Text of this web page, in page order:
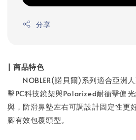
分享
| 商品特色
NOBLER(諾貝爾)系列適合亞洲人
擊PC科技鏡架與Polarized耐衝擊偏
與，防滑鼻墊左右可調設計固定性更
腳有效包覆頭型。